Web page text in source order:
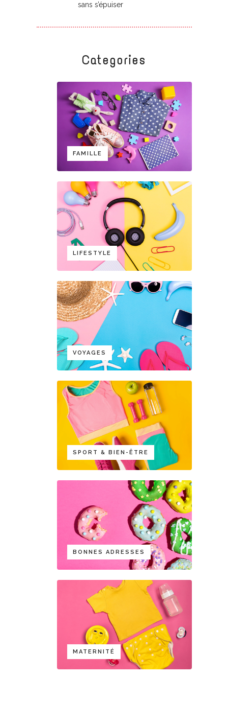
sans s’épuiser
Categories
FAMILLE
LIFESTYLE
VOYAGES
SPORT & BIEN-ÊTRE
BONNES ADRESSES
MATERNITÉ